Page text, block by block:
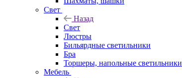
Свет
Назад
Свет
Люстры
Бильярдные светильники
Бра
Торшеры, напольные светильники
Мебель